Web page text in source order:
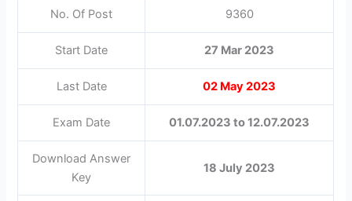
No. Of Post 9360
Start Date 27 Mar 2023
Last Date 02 May 2023
Exam Date 01.07.2023 to 12.07.2023
Download Answer
Key
18 July 2023